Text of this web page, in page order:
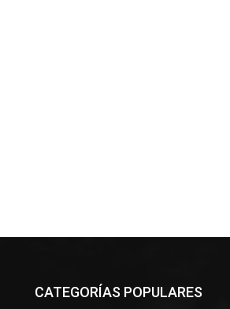
CATEGORÍAS POPULARES